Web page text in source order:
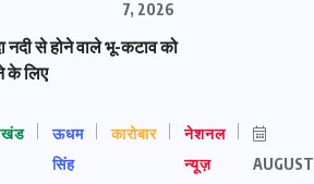
7, 2026
नदी से होने वाले भू-कटाव को
के लिए
ऊधम
सिंह
कारोबार
नेशनल
न्यूज़
AUGUST